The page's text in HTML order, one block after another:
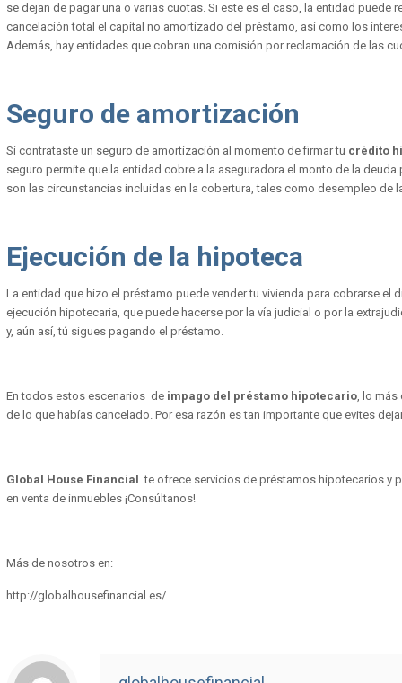
se dejan de pagar una o varias cuotas. Si este es el caso, la entidad puede
cancelación total el capital no amortizado del préstamo, así como los
Además, hay entidades que cobran una comisión por reclamación de las
Seguro de amortización
Si contrataste un seguro de amortización al momento de firmar tu crédito
seguro permite que la entidad cobre a la aseguradora el monto de la
son las circunstancias incluidas en la cobertura, tales como desempleo de
Ejecución de la hipoteca
La entidad que hizo el préstamo puede vender tu vivienda para cobrarse el
ejecución hipotecaria, que puede hacerse por la vía judicial o por la
y, aún así, tú sigues pagando el préstamo.
En todos estos escenarios de impago del préstamo hipotecario, lo más
de lo que habías cancelado. Por esa razón es tan importante que evites
Global House Financial
te ofrece servicios de préstamos hipotecarios y
en venta de inmuebles ¡Consúltanos!
Más de nosotros en:
http://globalhousefinancial.es/